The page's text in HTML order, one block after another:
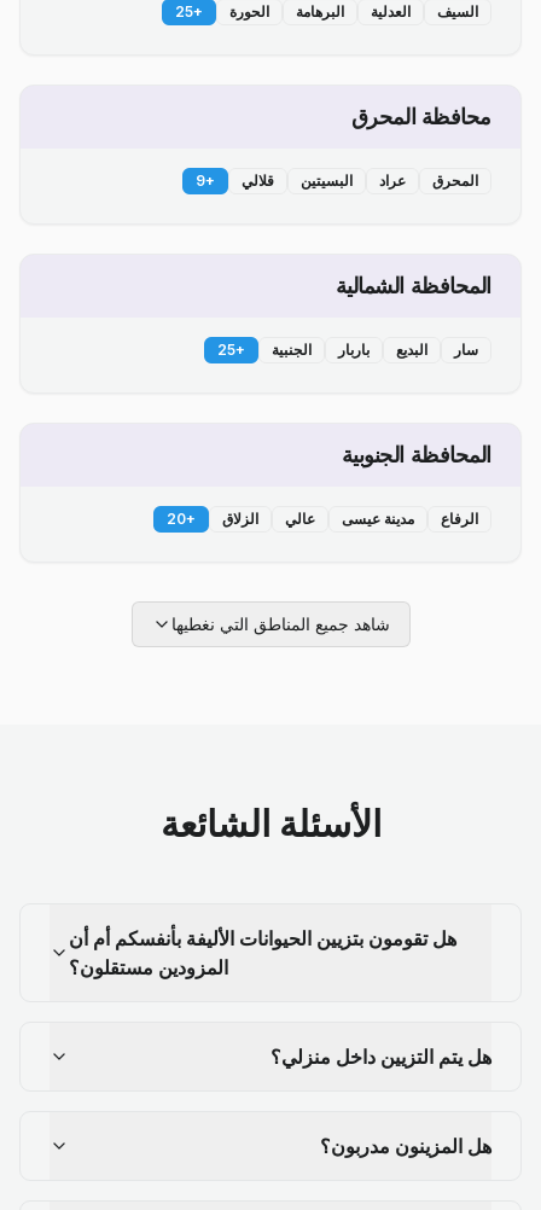
السيف العدلية البرهامة الحورة +
25
محافظة المحرق
المحرق عراد البسيتين قلالي +
9
المحافظة الشمالية
سار البديع باربار الجنبية +
25
المحافظة الجنوبية
الرفاع مدينة عيسى عالي الزلاق +
20
شاهد جميع المناطق التي نغطيها
الأسئلة الشائعة
هل تقومون بتزيين الحيوانات الأليفة بأنفسكم أم أن
المزودين مستقلون؟
هل يتم التزيين داخل منزلي؟
هل المزينون مدربون؟